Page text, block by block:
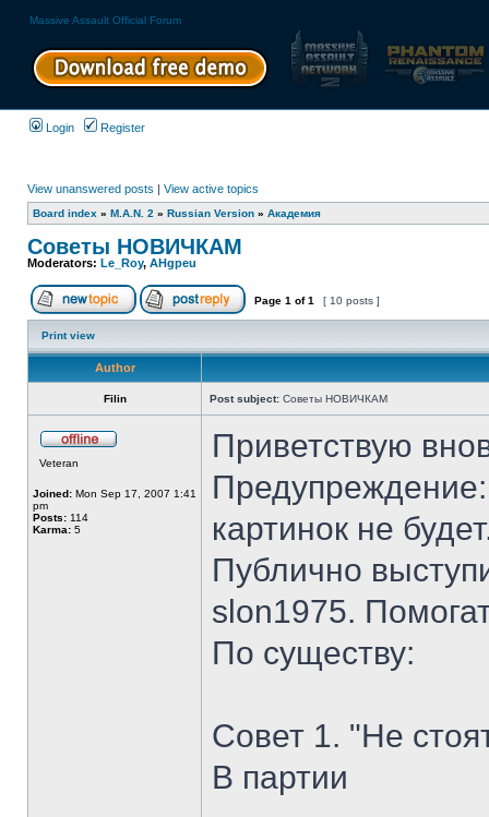
Massive Assault Official Forum
Login Register
View unanswered posts | View active topics
Board index » M.A.N. 2 » Russian Version » Академия
Советы НОВИЧКАМ
Moderators: Le_Roy, AHgpeu
Page 1 of1 [ 10 posts ]
Print view
Author
Filin Post subject: Советы НОВИЧКАМ
Veteran
Joined: Mon Sep 17, 2007 1:41
pm
Posts: 114
Karma: 5
Приветствую
картинок не
Публично
slon1975.
По существу:
Совет 1. "Не
В партии